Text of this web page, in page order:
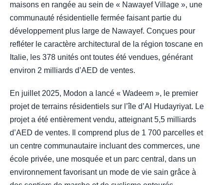
maisons en rangée au sein de « Nawayef Village », une
communauté résidentielle fermée faisant partie du
développement plus large de Nawayef. Conçues pour
refléter le caractère architectural de la région toscane en
Italie, les 378 unités ont toutes été vendues, générant
environ 2 milliards d’AED de ventes.
En juillet 2025, Modon a lancé « Wadeem », le premier
projet de terrains résidentiels sur l’île d’Al Hudayriyat. Le
projet a été entièrement vendu, atteignant 5,5 milliards
d’AED de ventes. Il comprend plus de 1 700 parcelles et
un centre communautaire incluant des commerces, une
école privée, une mosquée et un parc central, dans un
environnement favorisant un mode de vie sain grâce à